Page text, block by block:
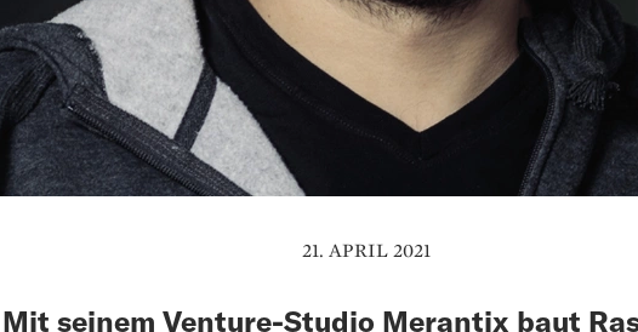
21. APRIL 2021
Mit seinem Venture-Studio Merantix baut